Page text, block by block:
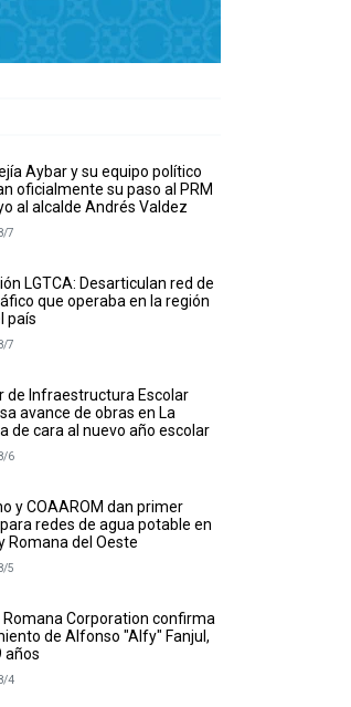
Aybar y su equipo político
oficialmente su paso al PRM
al alcalde Andrés Valdez
7
LGTCA: Desarticulan red de
que operaba en la región
país
7
de Infraestructura Escolar
avance de obras en La
de cara al nuevo año escolar
6
y COAAROM dan primer
redes de agua potable en
Romana del Oeste
5
Romana Corporation confirma
de Alfonso "Alfy" Fanjul,
años
4